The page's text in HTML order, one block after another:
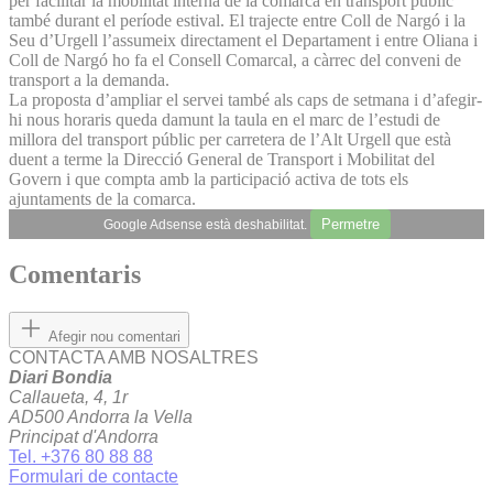
també durant el període estival. El trajecte entre Coll de Nargó i la
Seu d’Urgell l’assumeix directament el Departament i entre Oliana i
Coll de Nargó ho fa el Consell Comarcal, a càrrec del conveni de
transport a la demanda.
La proposta d’ampliar el servei també als caps de setmana i d’afegir-
hi nous horaris queda damunt la taula en el marc de l’estudi de
millora del transport públic per carretera de l’Alt Urgell que està
duent a terme la Direcció General de Transport i Mobilitat del
Govern i que compta amb la participació activa de tots els
ajuntaments de la comarca.
Google Adsense està deshabilitat. Permetre
Comentaris
Afegir nou comentari
CONTACTA AMB NOSALTRES
Diari Bondia
Callaueta, 4, 1r
AD500 Andorra la Vella
Principat d'Andorra
Tel. +376 80 88 88
Formulari de contacte